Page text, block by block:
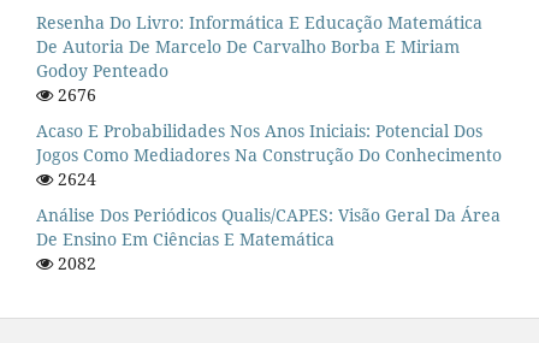
Resenha Do Livro: Informática E Educação Matemática
De Autoria De Marcelo De Carvalho Borba E Miriam
Godoy Penteado
2676
Acaso E Probabilidades Nos Anos Iniciais: Potencial Dos
Jogos Como Mediadores Na Construção Do Conhecimento
2624
Análise Dos Periódicos Qualis/CAPES: Visão Geral Da Área
De Ensino Em Ciências E Matemática
2082